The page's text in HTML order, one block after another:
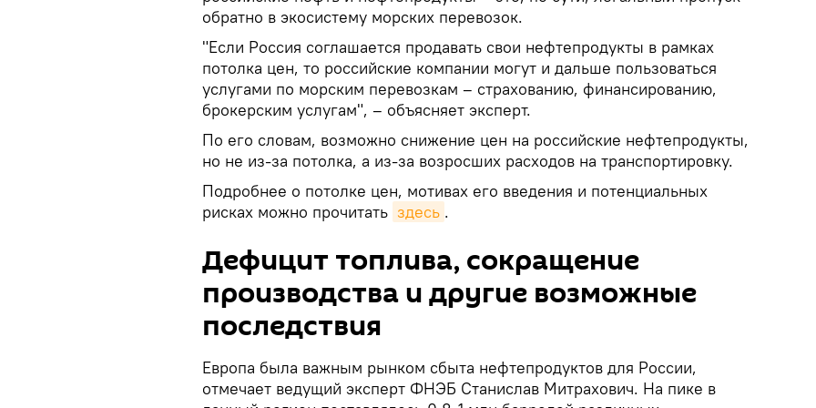
обратно в экосистему морских перевозок.
"Если Россия соглашается продавать свои нефтепродукты в рамках
потолка цен, то российские компании могут и дальше пользоваться
услугами по морским перевозкам – страхованию, финансированию,
брокерским услугам", – объясняет эксперт.
По его словам, возможно снижение цен на российские нефтепродукты,
но не из-за потолка, а из-за возросших расходов на транспортировку.
Подробнее о потолке цен, мотивах его введения и потенциальных
рисках можно прочитать здесь .
Дефицит топлива, сокращение
производства и другие возможные
последствия
Европа была важным рынком сбыта нефтепродуктов для России,
отмечает ведущий эксперт ФНЭБ Станислав Митрахович. На пике в